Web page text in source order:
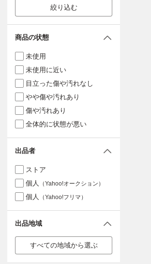
絞り込む
商品の状態
未使用
未使用に近い
目立った傷や汚れなし
やや傷や汚れあり
傷や汚れあり
全体的に状態が悪い
出品者
ストア
個人
（Yahoo!オークション）
個人 （Yahoo!フリマ）
出品地域
すべての地域から選ぶ